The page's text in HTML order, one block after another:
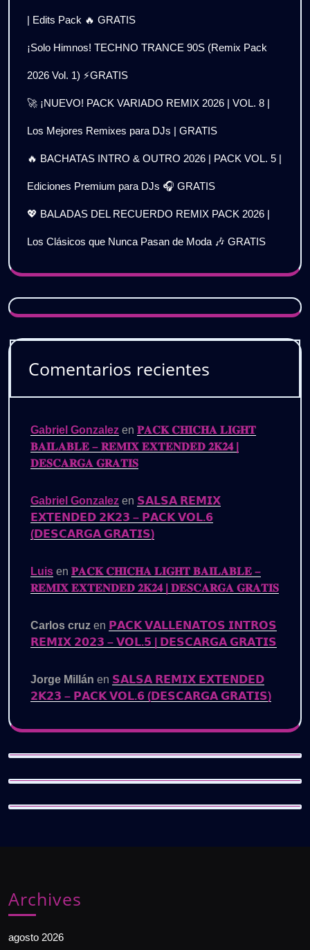
| Edits Pack 🔥 GRATIS
¡Solo Himnos! TECHNO TRANCE 90S (Remix Pack
2026 Vol. 1) ⚡GRATIS
🚀 ¡NUEVO! PACK VARIADO REMIX 2026 | VOL. 8 |
Los Mejores Remixes para DJs | GRATIS
🔥 BACHATAS INTRO & OUTRO 2026 | PACK VOL. 5 |
Ediciones Premium para DJs 🎧 GRATIS
💖 BALADAS DEL RECUERDO REMIX PACK 2026 |
Los Clásicos que Nunca Pasan de Moda 🎶 GRATIS
Comentarios recientes
Gabriel Gonzalez en 𝐏𝐀𝐂𝐊 𝐂𝐇𝐈𝐂𝐇𝐀 𝐋𝐈𝐆𝐇𝐓
𝐁𝐀𝐈𝐋𝐀𝐁𝐋𝐄 – 𝐑𝐄𝐌𝐈𝐗 𝐄𝐗𝐓𝐄𝐍𝐃𝐄𝐃 𝟐𝐊𝟐𝟒 |
𝐃𝐄𝐒𝐂𝐀𝐑𝐆𝐀 𝐆𝐑𝐀𝐓𝐈𝐒
Gabriel Gonzalez en 𝗦𝗔𝗟𝗦𝗔 𝗥𝗘𝗠𝗜𝗫
𝗘𝗫𝗧𝗘𝗡𝗗𝗘𝗗 𝟮𝗞𝟮𝟯 – 𝗣𝗔𝗖𝗞 𝗩𝗢𝗟.𝟲
(𝗗𝗘𝗦𝗖𝗔𝗥𝗚𝗔 𝗚𝗥𝗔𝗧𝗜𝗦)
Luis en 𝐏𝐀𝐂𝐊 𝐂𝐇𝐈𝐂𝐇𝐀 𝐋𝐈𝐆𝐇𝐓 𝐁𝐀𝐈𝐋𝐀𝐁𝐋𝐄 –
𝐑𝐄𝐌𝐈𝐗 𝐄𝐗𝐓𝐄𝐍𝐃𝐄𝐃 𝟐𝐊𝟐𝟒 | 𝐃𝐄𝐒𝐂𝐀𝐑𝐆𝐀 𝐆𝐑𝐀𝐓𝐈𝐒
Carlos cruz en 𝗣𝗔𝗖𝗞 𝗩𝗔𝗟𝗟𝗘𝗡𝗔𝗧𝗢𝗦 𝗜𝗡𝗧𝗥𝗢𝗦
𝗥𝗘𝗠𝗜𝗫 𝟮𝟬𝟮𝟯 – 𝗩𝗢𝗟.𝟱 | 𝗗𝗘𝗦𝗖𝗔𝗥𝗚𝗔 𝗚𝗥𝗔𝗧𝗜𝗦
Jorge Millán en 𝗦𝗔𝗟𝗦𝗔 𝗥𝗘𝗠𝗜𝗫 𝗘𝗫𝗧𝗘𝗡𝗗𝗘𝗗
𝟮𝗞𝟮𝟯 – 𝗣𝗔𝗖𝗞 𝗩𝗢𝗟.𝟲 (𝗗𝗘𝗦𝗖𝗔𝗥𝗚𝗔 𝗚𝗥𝗔𝗧𝗜𝗦)
Archives
agosto 2026